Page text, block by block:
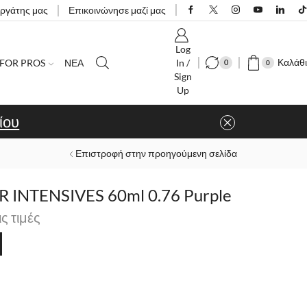
μας Επικοινώνησε μαζί μας
FOR PROS ΝΕΑ
Log
In /
Sign
Up
0 0 Καλάθι
Επιστροφή στην προηγούμενη σελίδα
INTENSIVES 60ml 0.76 Purple
τιμές